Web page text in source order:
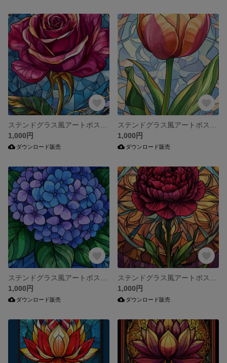
1,000円
ダウンロード販売
1,000円
ダウンロード販売
1,000円
ダウンロード販売
1,000円
ダウンロード販売